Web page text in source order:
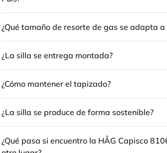
¿Qué tamaño de resorte de gas se adapta
¿La silla se entrega montada?
¿Cómo mantener el tapizado?
¿La silla se produce de forma sostenible?
¿Qué pasa si encuentro la HÅG Capisco